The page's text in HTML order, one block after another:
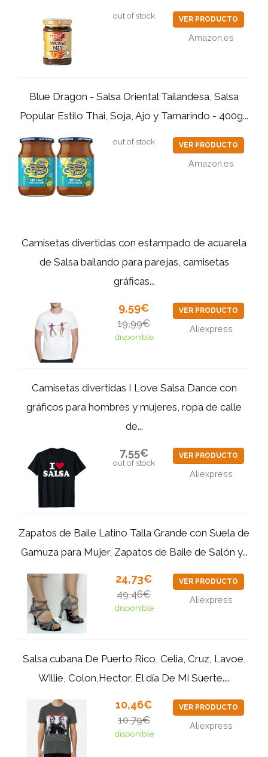
out of stock VER PRODUCTO
Amazon.es
Blue Dragon - Salsa Oriental Tailandesa, Salsa
Popular Estilo Thai, Soja, Ajo y Tamarindo - 400g...
out of stock VER PRODUCTO
Amazon.es
Camisetas divertidas con estampado de acuarela
de Salsa bailando para parejas, camisetas
gráficas...
9,59€
19,99€
disponible
VER PRODUCTO
Aliexpress
Camisetas divertidas I Love Salsa Dance con
gráficos para hombres y mujeres, ropa de calle
de...
7,55€
out of stock
VER PRODUCTO
Aliexpress
Zapatos de Baile Latino Talla Grande con Suela de
Gamuza para Mujer, Zapatos de Baile de Salón y...
24,73€
49,46€
disponible
VER PRODUCTO
Aliexpress
Salsa cubana De Puerto Rico, Celia, Cruz, Lavoe,
Willie, Colon,Hector, El día De Mi Suerte....
10,46€
10,79€
disponible
VER PRODUCTO
Aliexpress